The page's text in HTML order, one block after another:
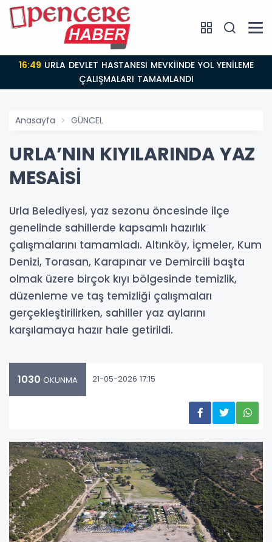
16:48Urla’da Yeni Parti Dönemi: A. Bahri Yalaz’dan
Çarpıcı Açıklamalar
Anasayfa GÜNCEL
URLA’NIN KIYILARINDA YAZ
MESAİSİ
Urla Belediyesi, yaz sezonu öncesinde ilçe
genelinde sahillerde kapsamlı hazırlık
çalışmalarını tamamladı. Altınköy, İçmeler, Kum
Denizi, Torasan, Karapınar ve Demircili başta
olmak üzere birçok kıyı bölgesinde temizlik,
düzenleme ve taş temizliği çalışmaları
gerçekleştirilirken, sahiller yaz aylarını
karşılamaya hazır hale getirildi.
1030 OKUNMA 21-05-2026 17:15